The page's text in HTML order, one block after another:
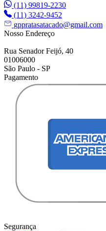
(11) 99819-2230
(11) 3242-9452
gppratasatacado@gmail.com
Nosso Endereço
Rua Senador Feijó, 40
01006000
São Paulo - SP
Pagamento
Segurança